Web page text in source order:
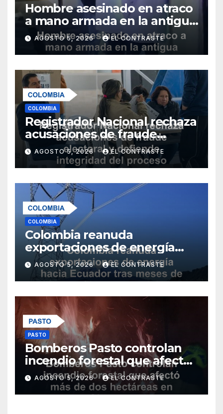
Hombre asesinado en atraco
a mano armada en la antigua
salida al norte de Pasto
AGOSTO 5, 2026 EL CONTRASTE
COLOMBIA
Registrador Nacional rechaza
acusaciones de fraude
electoral y defiende
integridad del proceso
democrático
AGOSTO 5, 2026 EL CONTRASTE
COLOMBIA
Colombia reanuda
exportaciones de energía
hacia Ecuador tras meses de
conflicto comercial
AGOSTO 5, 2026 EL CONTRASTE
PASTO
Bomberos Pasto controlan
incendio forestal que afectó
más de dos hectáreas en
Obonuco
AGOSTO 5, 2026 EL CONTRASTE